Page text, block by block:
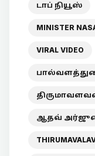
டாப் நியூஸ்
MINISTER
VIRAL VIDEO
ஆதவ்